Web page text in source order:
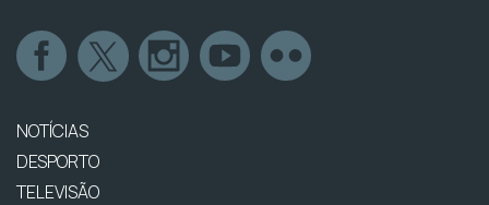
NOTÍCIAS
DESPORTO
TELEVISÃO